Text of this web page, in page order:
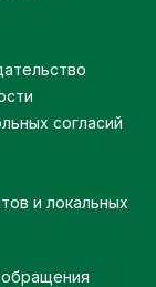
согласий
и локальных